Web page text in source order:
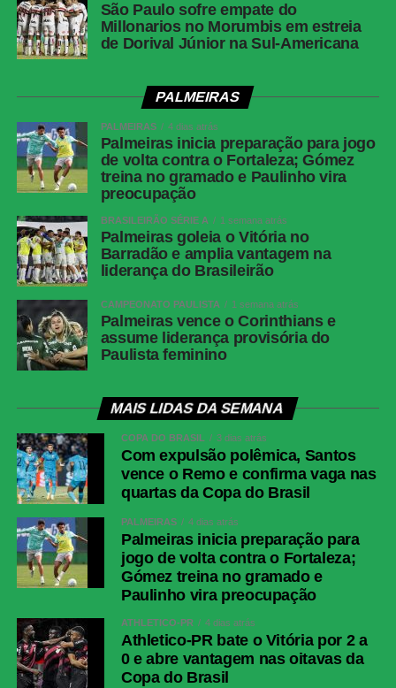
São Paulo sofre empate do
Millonarios no Morumbis em estreia
de Dorival Júnior na Sul-Americana
PALMEIRAS
PALMEIRAS 4 dias atrás
Palmeiras inicia preparação para jogo
de volta contra o Fortaleza; Gómez
treina no gramado e Paulinho vira
preocupação
BRASILEIRÃO SÉRIE A 1 semana atrás
Palmeiras goleia o Vitória no
Barradão e amplia vantagem na
liderança do Brasileirão
CAMPEONATO PAULISTA 1 semana atrás
Palmeiras vence o Corinthians e
assume liderança provisória do
Paulista feminino
MAIS LIDAS DA SEMANA
COPA DO BRASIL 3 dias atrás
Com expulsão polêmica, Santos
vence o Remo e confirma vaga nas
quartas da Copa do Brasil
PALMEIRAS 4 dias atrás
Palmeiras inicia preparação para
jogo de volta contra o Fortaleza;
Gómez treina no gramado e
Paulinho vira preocupação
ATHLETICO-PR 4 dias atrás
Athletico-PR bate o Vitória por 2 a
0 e abre vantagem nas oitavas da
Copa do Brasil